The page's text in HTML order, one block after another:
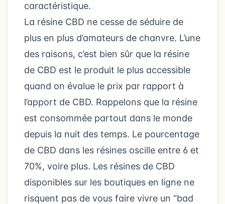
caractéristique.
La résine CBD ne cesse de séduire de
plus en plus d’amateurs de chanvre. L’une
des raisons, c’est bien sûr que la résine
de CBD est le produit le plus accessible
quand on évalue le prix par rapport à
l’apport de CBD. Rappelons que la résine
est consommée partout dans le monde
depuis la nuit des temps. Le pourcentage
de CBD dans les résines oscille entre 6 et
70%, voire plus. Les résines de CBD
disponibles sur les boutiques en ligne ne
risquent pas de vous faire vivre un “bad